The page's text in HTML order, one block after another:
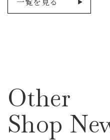
Other
Shop